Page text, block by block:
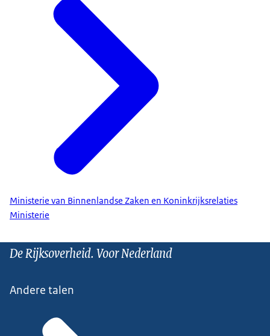
Ministerie van Binnenlandse Zaken en Koninkrijksrelaties
Ministerie
De Rijksoverheid. Voor Nederland
Andere talen